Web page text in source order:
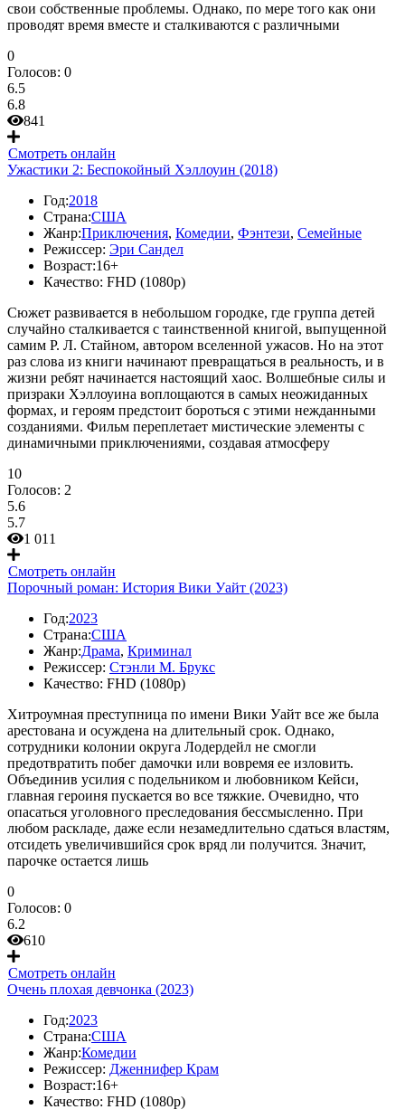
свои собственные проблемы. Однако, по мере того как они
проводят время вместе и сталкиваются с различными
0
Голосов: 0
6.5
6.8
841
Смотреть онлайн
Ужастики 2: Беспокойный Хэллоуин (2018)
Год:2018
Страна:США
Жанр:Приключения, Комедии, Фэнтези, Семейные
Режиссер: Эри Сандел
Возраст:16+
Качество: FHD (1080p)
Сюжет развивается в небольшом городке, где группа детей
случайно сталкивается с таинственной книгой, выпущенной
самим Р. Л. Стайном, автором вселенной ужасов. Но на этот
раз слова из книги начинают превращаться в реальность, и в
жизни ребят начинается настоящий хаос. Волшебные силы и
призраки Хэллоуина воплощаются в самых неожиданных
формах, и героям предстоит бороться с этими нежданными
созданиями. Фильм переплетает мистические элементы с
динамичными приключениями, создавая атмосферу
10
Голосов: 2
5.6
5.7
1 011
Смотреть онлайн
Порочный роман: История Вики Уайт (2023)
Год:2023
Страна:США
Жанр:Драма, Криминал
Режиссер: Стэнли М. Брукс
Качество: FHD (1080p)
Хитроумная преступница по имени Вики Уайт все же была
арестована и осуждена на длительный срок. Однако,
сотрудники колонии округа Лодердейл не смогли
предотвратить побег дамочки или вовремя ее изловить.
Объединив усилия с подельником и любовником Кейси,
главная героиня пускается во все тяжкие. Очевидно, что
опасаться уголовного преследования бессмысленно. При
любом раскладе, даже если незамедлительно сдаться властям,
отсидеть увеличившийся срок вряд ли получится. Значит,
парочке остается лишь
0
Голосов: 0
6.2
610
Смотреть онлайн
Очень плохая девчонка (2023)
Год:2023
Страна:США
Жанр:Комедии
Режиссер: Дженнифер Крам
Возраст:16+
Качество: FHD (1080p)